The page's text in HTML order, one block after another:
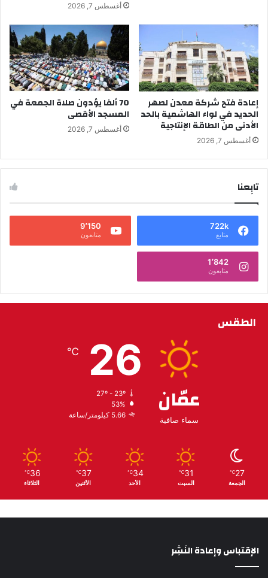
أغسطس 7, 2026
إعادة فتح شركة معدن لصهر
الحديد في لواء الهاشمية بالحد
الأدنى من الطاقة الإنتاجية
أغسطس 7, 2026
70 ألفا يؤدون صلاة الجمعة في
المسجد الأقصى
أغسطس 7, 2026
تابِعنا
722k
متابع
9٬150
متابعون
1٬842
متابعون
الطقس
عمّان
سماء صافية
26
℃
27º - 23º
53%
5.66 كيلومتر/ساعة
27
℃
الجمعة
31
℃
السبت
34
℃
الأحد
37
℃
الأثنين
36
℃
الثلاثاء
الإقتباس وإعادة النَشِر